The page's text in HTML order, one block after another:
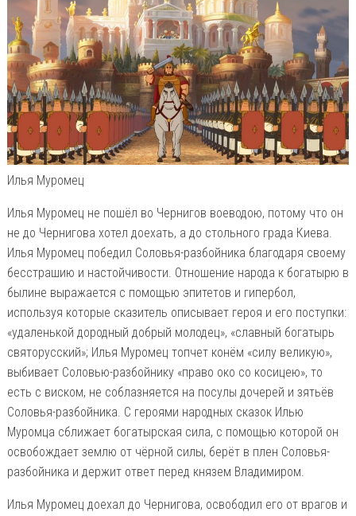
Илья Муромец
Илья Муромец не пошёл во Чернигов воеводою, потому что он
не до Чернигова хотел доехать, а до стольного града Киева.
Илья Муромец победил Соловья-разбойника благодаря своему
бесстрашию и настойчивости. Отношение народа к богатырю в
былине выражается с помощью эпитетов и гипербол,
используя которые сказитель описывает героя и его поступки:
«удаленькой дородный добрый молодец», «славный богатырь
святорусский»; Илья Муромец топчет конём «силу великую»,
выбивает Соловью-разбойнику «право око со косицею», то
есть с виском, не соблазняется на посулы дочерей и зятьёв
Соловья-разбойника. С героями народных сказок Илью
Муромца сближает богатырская сила, с помощью которой он
освобождает землю от чёрной силы, берёт в плен Соловья-
разбойника и держит ответ перед князем Владимиром.
Илья Муромец доехал до Чернигова, освободил его от врагов и